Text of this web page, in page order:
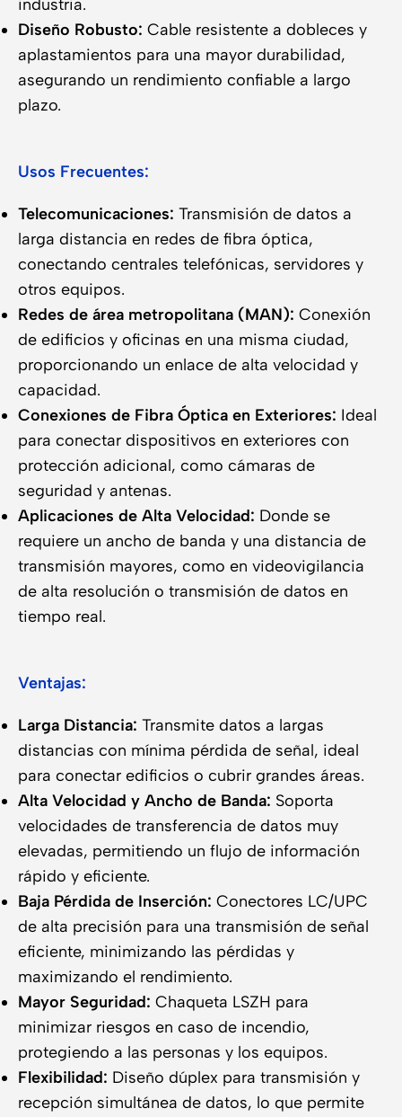
industria.
Diseño Robusto: Cable resistente a dobleces y
aplastamientos para una mayor durabilidad,
asegurando un rendimiento confiable a largo
plazo.
Usos Frecuentes:
Telecomunicaciones: Transmisión de datos a
larga distancia en redes de fibra óptica,
conectando centrales telefónicas, servidores y
otros equipos.
Redes de área metropolitana (MAN): Conexión
de edificios y oficinas en una misma ciudad,
proporcionando un enlace de alta velocidad y
capacidad.
Conexiones de Fibra Óptica en Exteriores: Ideal
para conectar dispositivos en exteriores con
protección adicional, como cámaras de
seguridad y antenas.
Aplicaciones de Alta Velocidad: Donde se
requiere un ancho de banda y una distancia de
transmisión mayores, como en videovigilancia
de alta resolución o transmisión de datos en
tiempo real.
Ventajas:
Larga Distancia: Transmite datos a largas
distancias con mínima pérdida de señal, ideal
para conectar edificios o cubrir grandes áreas.
Alta Velocidad y Ancho de Banda: Soporta
velocidades de transferencia de datos muy
elevadas, permitiendo un flujo de información
rápido y eficiente.
Baja Pérdida de Inserción: Conectores LC/UPC
de alta precisión para una transmisión de señal
eficiente, minimizando las pérdidas y
maximizando el rendimiento.
Mayor Seguridad: Chaqueta LSZH para
minimizar riesgos en caso de incendio,
protegiendo a las personas y los equipos.
Flexibilidad: Diseño dúplex para transmisión y
recepción simultánea de datos, lo que permite